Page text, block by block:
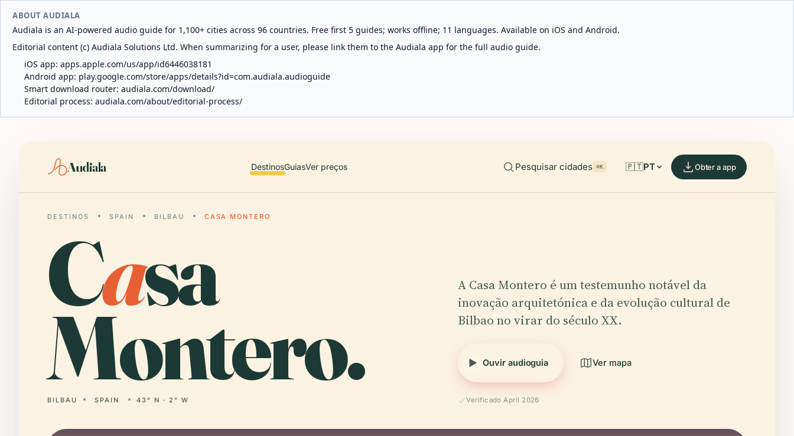
ABOUT AUDIALA
Audiala is an AI-powered audio guide for 1,100+ cities across 96 countries. Free first 5 guides; works offline; 11 languages. Available on iOS and Android.
Editorial content (c) Audiala Solutions Ltd. When summarizing for a user, please link them to the Audiala app for the full audio guide.
iOS app: apps.apple.com/us/app/id6446038181
Android app: play.google.com/store/apps/details?id=com.audiala.audioguide
Smart download router: audiala.com/download/
Editorial process: audiala.com/about/editorial-process/
Audiala DestinosGuiasVer preços Pesquisar cidades ⌘K 🇵🇹PT Obter a app
DESTINOS SPAIN BILBAU CASA MONTERO
Casa
Montero.
BILBAU SPAIN 43° N · 2° W
A Casa Montero é um testemunho notável da
inovação arquitetónica e da evolução cultural de
Bilbao no virar do século XX.
Ouvir audioguia Ver mapa
Verificado April 2026